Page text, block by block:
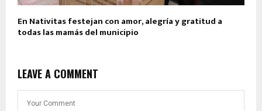
En Nativitas festejan con amor, alegría y gratitud a
todas las mamás del municipio
LEAVE A COMMENT